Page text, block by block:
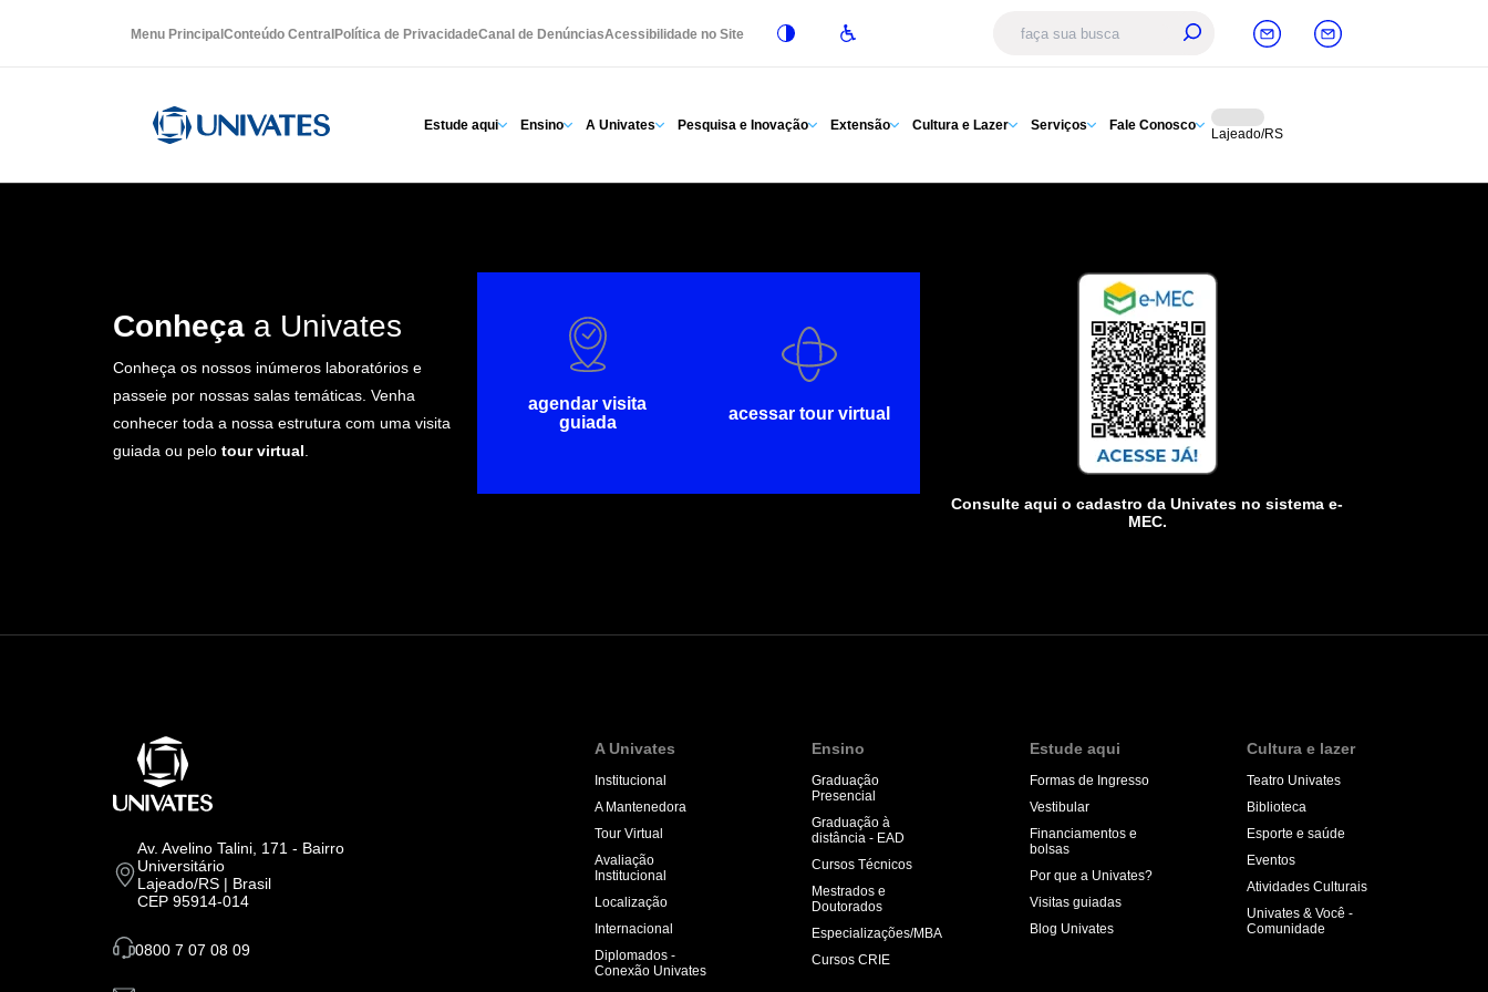
Menu Principal Conteúdo Central Política de PrivacidadeCanal de DenúnciasAcessibilidade no Site
Estude aqui Ensino A Univates Pesquisa e Inovação Extensão Cultura e Lazer Serviços Fale Conosco
Lajeado/RS
Conheça a Univates
Conheça os nossos inúmeros laboratórios e
passeie por nossas salas temáticas. Venha
conhecer toda a nossa estrutura com uma visita
guiada ou pelo tour virtual
agendar visita
guiada
acessar tour virtual
Consulte aqui o cadastro da Univates no sistema e-
MEC.
Av. Avelino Talini, 171 - Bairro
Universitário
Lajeado/RS | Brasil
CEP 95914-014
0800 7 07 08 09
A Univates
Institucional
A Mantenedora
Tour Virtual
Avaliação
Institucional
Localização
Internacional
Diplomados -
Conexão Univates
Ensino
Graduação
Presencial
Graduação à
distância - EAD
Cursos Técnicos
Mestrados e
Doutorados
Especializações/MBA
Cursos CRIE
Estude aqui
Formas de Ingresso
Vestibular
Financiamentos e
bolsas
Por que a Univates?
Visitas guiadas
Blog Univates
Cultura e lazer
Teatro Univates
Biblioteca
Esporte e saúde
Eventos
Atividades Culturais
Univates & Você -
Comunidade